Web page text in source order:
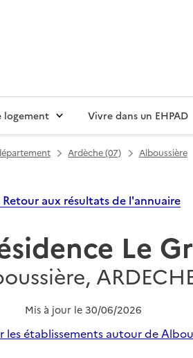
logement Vivre dans un EHPAD
Ardèche (07) Alboussière
Retour aux résultats de l'annuaire
Le
Mis à jour le 30/06/2026
les établissements autour de